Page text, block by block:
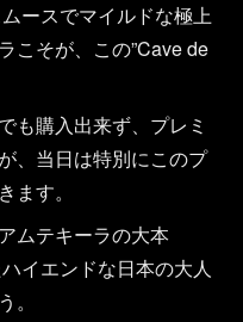
ースでマイルドな極上
こそが、この”Cave de
も購入出来ず、プレミ
、当日は特別にこのプ
ます。
ムテキーラの大本
イエンドな日本の大人